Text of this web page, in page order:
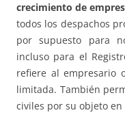
crecimiento de
todos los despachos
por supuesto para
incluso para el
refiere al empresario
limitada. También
civiles por su objeto